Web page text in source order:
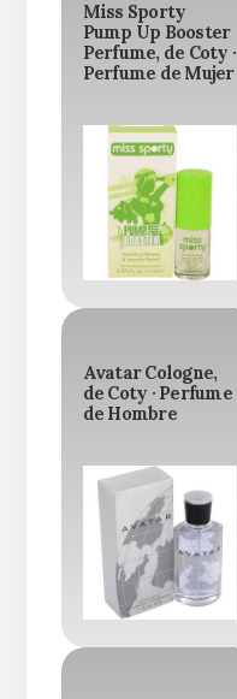
Miss Sporty
Pump Up Booster
Perfume, de Coty ·
Perfume de Mujer
Avatar Cologne,
de Coty · Perfume
de Hombre